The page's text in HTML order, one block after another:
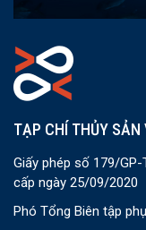
TẠP CHÍ THỦY SẢN
Giấy phép số 179/
cấp ngày 25/09/2020
Phó Tổng Biên tập